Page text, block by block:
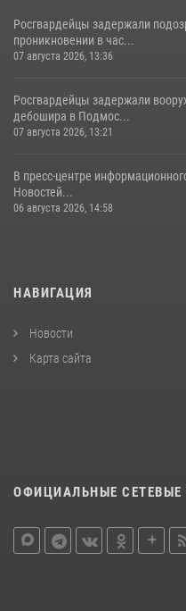
Росгвардейцы задержали
проникновении в час...
07 августа 2026, 13:36
Росгвардейцы задержали
дебошира в Подмос...
07 августа 2026, 13:21
В пресс-центре
Новостей...
06 августа 2026, 14:58
НАВИГАЦИЯ
Новости
Карта сайта
ОФИЦИАЛЬНЫЕ СЕТЕВЫЕ